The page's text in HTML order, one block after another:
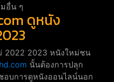
อื่น ๆ
ดูหนัง
2022 2023 หนังใหม่ชน
นั้นต้องการปลุก
บการดูหนังออนไลน์นอก